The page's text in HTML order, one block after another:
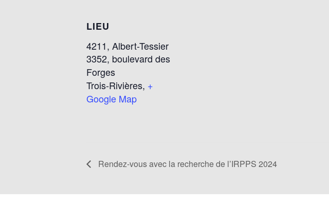
LIEU
4211, Albert-Tessier
3352, boulevard des
Forges
Trois-Rivières, +
Google Map
Rendez-vous avec la recherche de l’IRPPS 2024